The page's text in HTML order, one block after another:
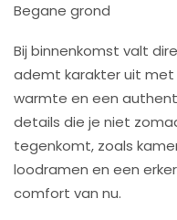
Begane grond
Bij binnenkomst valt
ademt karakter uit
warmte en een
details die je niet
tegenkomt, zoals
loodramen en een
comfort van nu.